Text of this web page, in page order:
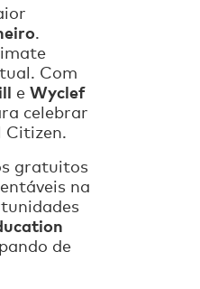
.
Com
e Wyclef
celebrar
Citizen.
gratuitos
na
de